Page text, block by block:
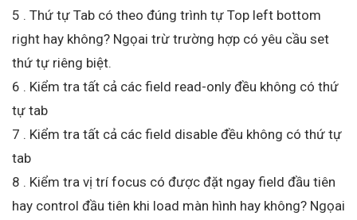
5 . Thứ tự Tab có theo đúng trình tự Top left bottom
right hay không? Ngọai trừ trường hợp có yêu cầu set
thứ tự riêng biệt.
6 . Kiểm tra tất cả các field read-only đều không có thứ
tự tab
7 . Kiểm tra tất cả các field disable đều không có thứ tự
tab
8 . Kiểm tra vị trí focus có được đặt ngay field đầu tiên
hay control đầu tiên khi load màn hình hay không? Ngọai